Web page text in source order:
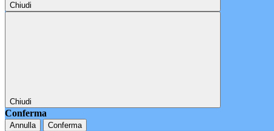
Chiudi
Chiudi
Conferma
Annulla Conferma